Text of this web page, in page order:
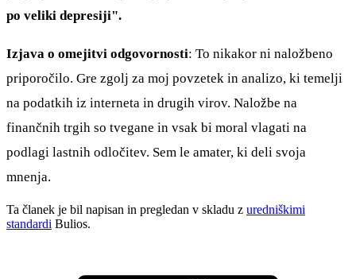
po veliki depresiji".
Izjava o omejitvi odgovornosti: To nikakor ni naložbeno
priporočilo. Gre zgolj za moj povzetek in analizo, ki temelji
na podatkih iz interneta in drugih virov. Naložbe na
finančnih trgih so tvegane in vsak bi moral vlagati na
podlagi lastnih odločitev. Sem le amater, ki deli svoja
mnenja.
Ta članek je bil napisan in pregledan v skladu z uredniškimi
standardi Bulios.